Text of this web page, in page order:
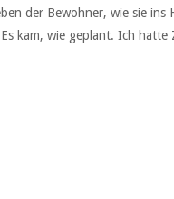
der Bewohner, wie sie ins
kam, wie geplant. Ich hatte